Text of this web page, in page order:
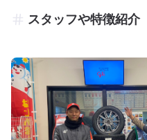
スタッフや特徴紹介